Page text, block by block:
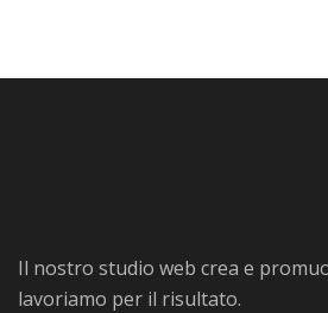
Il nostro studio web crea e
lavoriamo per il risultato.